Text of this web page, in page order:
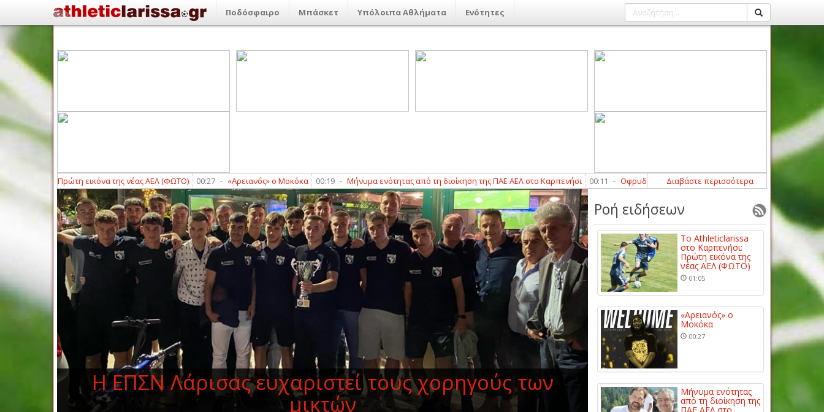
Ποδόσφαιρο Μπάσκετ Υπόλοιπα Αθλήματα Ενότητες
Πρώτη εικόνα της νέας ΑΕΛ (ΦΩΤΟ) 00:27 - «Αρειανός» ο Μοκόκα 00:19 - Μήνυμα ενότητας από τη διοίκηση της ΠΑΕ ΑΕΛ στο Καρπενήσι 00:11 - Οφρυδόπουλος: «Περιμένουμε τη βοήθεια από κάποιους
Διαβάστε περισσότερα
Η ΕΠΣΝ Λάρισας ευχαριστεί τους χορηγούς των
μικτών
Ροή ειδήσεων
Το Athleticlarissa
στο Καρπενήσι:
Πρώτη εικόνα της
νέας ΑΕΛ (ΦΩΤΟ)
01:05
«Αρειανός» ο
Μοκόκα
00:27
Μήνυμα ενότητας
από τη διοίκηση της